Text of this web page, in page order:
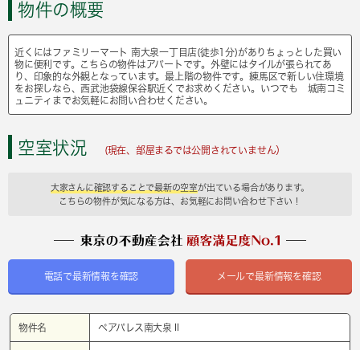
物件の概要
近くにはファミリーマート 南大泉一丁目店(徒歩1分)がありちょっとした買い
物に便利です。こちらの物件はアパートです。外壁にはタイルが張られてあ
り、印象的な外観となっています。最上階の物件です。練馬区で新しい住環境
をお探しなら、西武池袋線保谷駅近くでお求めください。いつでも 城南コミ
ュニティまでお気軽にお問い合わせください。
空室状況 (現在、部屋まるでは公開されていません）
大家さんに確認することで最新の空室が出ている場合があります。
こちらの物件が気になる方は、お気軽にお問い合わせ下さい！
電話で最新情報を確認 メールで最新情報を確認
物件名 ペアパレス南大泉Ⅱ